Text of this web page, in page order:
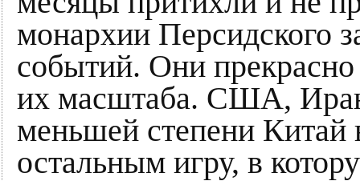
монархии Персидского
событий. Они
их масштаба. США,
меньшей степени
остальным игру, в